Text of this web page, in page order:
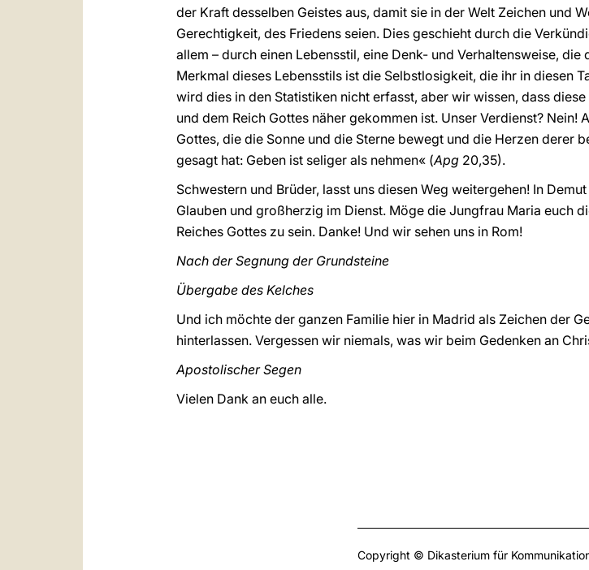
der Kraft desselben Geistes aus, damit sie in der Welt Zeichen und
Gerechtigkeit, des Friedens seien. Dies geschieht durch die
allem – durch einen Lebensstil, eine Denk- und Verhaltensweise,
Merkmal dieses Lebensstils ist die Selbstlosigkeit, die ihr in diesen
wird dies in den Statistiken nicht erfasst, aber wir wissen, dass
und dem Reich Gottes näher gekommen ist. Unser Verdienst? Nein!
Gottes, die die Sonne und die Sterne bewegt und die Herzen derer
gesagt hat: Geben ist seliger als nehmen« (Apg 20,35).
Schwestern und Brüder, lasst uns diesen Weg weitergehen! In
Glauben und großherzig im Dienst. Möge die Jungfrau Maria euch
Reiches Gottes zu sein. Danke! Und wir sehen uns in Rom!
Nach der Segnung der Grundsteine
Übergabe des Kelches
Und ich möchte der ganzen Familie hier in Madrid als Zeichen der
hinterlassen. Vergessen wir niemals, was wir beim Gedenken an
Apostolischer Segen
Vielen Dank an euch alle.
Copyright © Dikasterium für